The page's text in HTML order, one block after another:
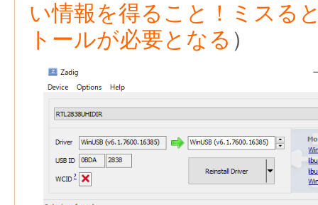
い情報を得ること！ミスる
トールが必要となる ）